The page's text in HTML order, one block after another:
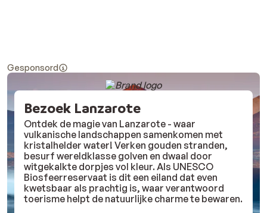
Gesponsord
Bezoek Lanzarote
Ontdek de magie van Lanzarote - waar
vulkanische landschappen samenkomen met
kristalhelder water! Verken gouden stranden,
besurf wereldklasse golven en dwaal door
witgekalkte dorpjes vol kleur. Als UNESCO
Biosfeerreservaat is dit een eiland dat even
kwetsbaar als prachtig is, waar verantwoord
toerisme helpt de natuurlijke charme te bewaren.